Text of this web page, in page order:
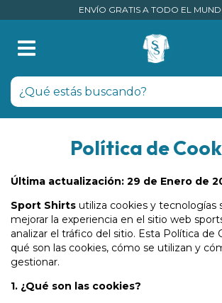
ENVÍO GRATIS A TODO EL
Política de
Última actualización: 29 de Enero de
Sport Shirts utiliza cookies y tecnologías
mejorar la experiencia en el sitio web
analizar el tráfico del sitio. Esta Política de
qué son las cookies, cómo se utilizan y
gestionar.
1. ¿Qué son las cookies?